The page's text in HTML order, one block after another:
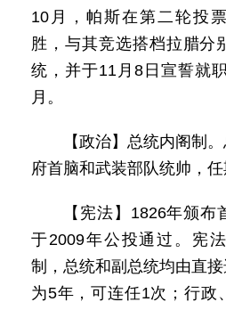
10月，帕斯在第二轮投
胜，与其竞选搭档拉腊分
统，并于11月8日宣誓就
月。
【政治】总统内阁制
府首脑和武装部队统帅，任
【宪法】1826年颁
于2009年公投通过。宪
制，总统和副总统均由直
为5年，可连任1次；行政